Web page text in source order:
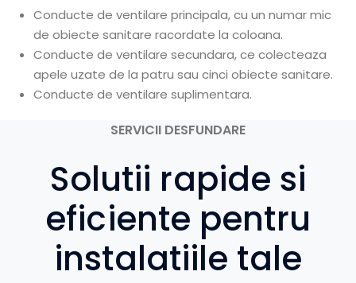
Conducte de ventilare principala, cu un numar mic
de obiecte sanitare racordate la coloana.
Conducte de ventilare secundara, ce colecteaza
apele uzate de la patru sau cinci obiecte sanitare.
Conducte de ventilare suplimentara.
SERVICII DESFUNDARE
Solutii rapide si
eficiente pentru
instalatiile tale